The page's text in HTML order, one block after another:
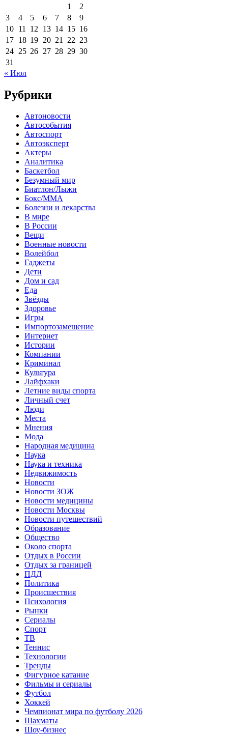
1
2
3
4 5 6 7 8
9
10 11 12 13 14 15 16
17 18 19 20 21 22 23
24 25 26 27 28 29 30
31
« Июл
Рубрики
Автоновости
Автособытия
Автоспорт
Автоэксперт
Актеры
Аналитика
Баскетбол
Безумный мир
Биатлон/Лыжи
Бокс/MMA
Болезни и лекарства
В мире
В России
Вещи
Военные новости
Волейбол
Гаджеты
Дети
Дом и сад
Еда
Звёзды
Здоровье
Игры
Импортозамещение
Интернет
Истории
Компании
Криминал
Культура
Лайфхаки
Летние виды спорта
Личный счет
Люди
Места
Мнения
Мода
Народная медицина
Наука
Наука и техника
Недвижимость
Новости
Новости ЗОЖ
Новости медицины
Новости Москвы
Новости путешествий
Образование
Общество
Около спорта
Отдых в России
Отдых за границей
ПДД
Политика
Происшествия
Психология
Рынки
Сериалы
Спорт
ТВ
Теннис
Технологии
Тренды
Фигурное катание
Фильмы и сериалы
Футбол
Хоккей
Чемпионат мира по футболу 2026
Шахматы
Шоу-бизнес